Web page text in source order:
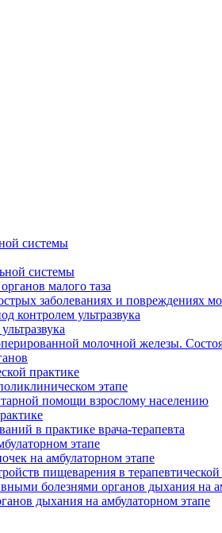
системы
системы
малого таза
заболеваниях и повреждениях
контролем ультразвука
молочной железы.
практике
этапе
помощи взрослому населению
в практике врача-терапевта
этапе
на амбулаторном этапе
пищеварения в терапевтической
болезнями органов дыхания на
дыхания на амбулаторном этапе